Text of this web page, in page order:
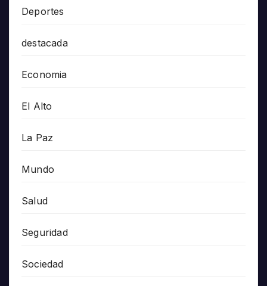
Deportes
destacada
Economia
El Alto
La Paz
Mundo
Salud
Seguridad
Sociedad